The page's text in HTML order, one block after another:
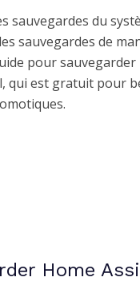
sauvegardes du
sauvegardes de
pour
qui est gratuit pour
Home